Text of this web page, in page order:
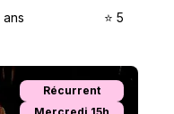
ans ⭐️ 5
Récurrent